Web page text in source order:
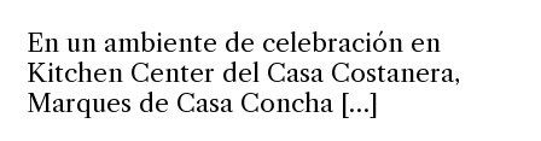
En un ambiente de celebración en
Kitchen Center del Casa Costanera,
Marques de Casa Concha […]